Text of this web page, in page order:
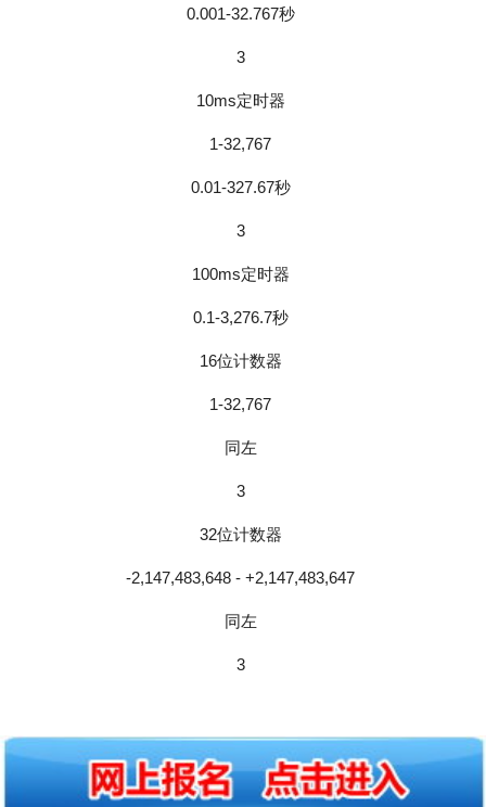
0.001-32.767秒
3
10ms定时器
1-32,767
0.01-327.67秒
3
100ms定时器
0.1-3,276.7秒
16位计数器
1-32,767
同左
3
32位计数器
-2,147,483,648 - +2,147,483,647
同左
3